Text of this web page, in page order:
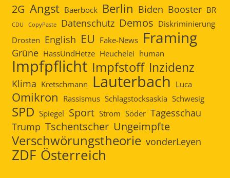
2G Angst Baerbock Berlin Biden Booster BR
CDU CopyPaste Datenschutz Demos Diskriminierung
Drosten English EU Fake-News Framing
Grüne HassUndHetze Heuchelei human
Impfpflicht Impfstoff Inzidenz
Klima Kretschmann Lauterbach Luca
Omikron Rassismus Schlagstocksaskia Schwesig
SPD Spiegel Sport Strom Söder Tagesschau
Trump Tschentscher Ungeimpfte
Verschwörungstheorie vonderLeyen
ZDF Österreich